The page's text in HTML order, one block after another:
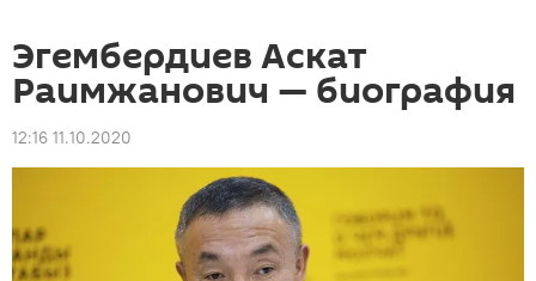
Эгембердиев Аскат
Раимжанович — биография
12:16 11.10.2020